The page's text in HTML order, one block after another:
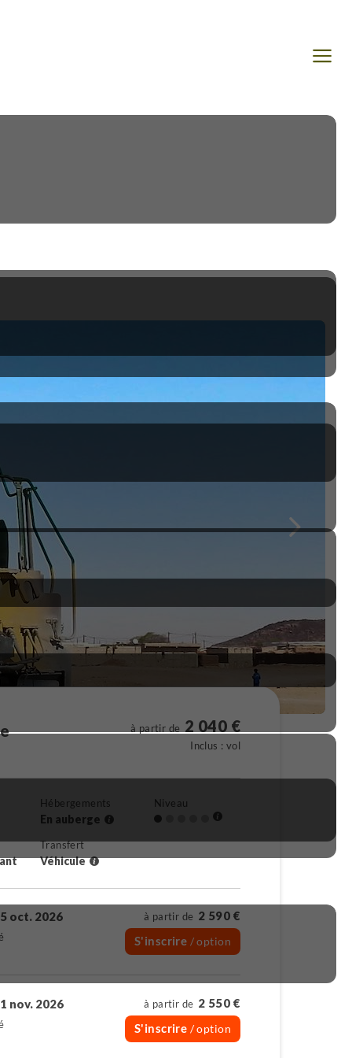
à partir de 2 040 €
Inclus : vol
Hébergements
En auberge
Niveau
Transfert
Véhicule
oct. 2026 à partir de 2 590 €
S'inscrire / option
nov. 2026 à partir de 2 550 €
S'inscrire / option